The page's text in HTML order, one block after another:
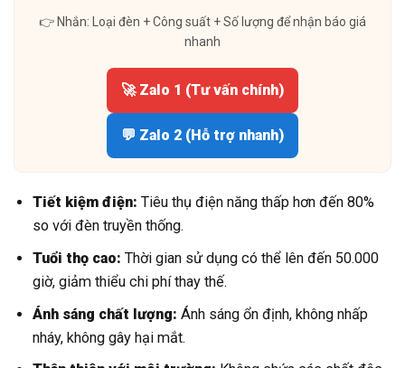
👉 Nhắn: Loại đèn + Công suất + Số lượng để nhận báo giá
nhanh
🚀 Zalo 1 (Tư vấn chính)
💬 Zalo 2 (Hỗ trợ nhanh)
Tiết kiệm điện: Tiêu thụ điện năng thấp hơn đến 80%
so với đèn truyền thống.
Tuổi thọ cao: Thời gian sử dụng có thể lên đến 50.000
giờ, giảm thiểu chi phí thay thế.
Ánh sáng chất lượng: Ánh sáng ổn định, không nhấp
nháy, không gây hại mắt.